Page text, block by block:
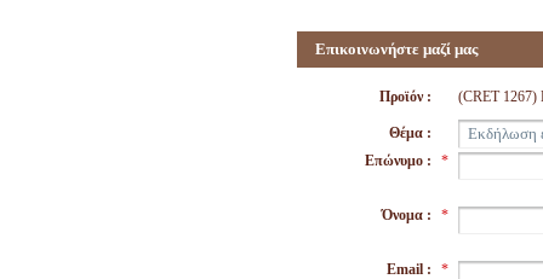
Επικοινωνήστε μαζί μας
Προϊόν : (CRET
Θέμα :
Επώνυμο :
*
Όνομα : *
Email : *